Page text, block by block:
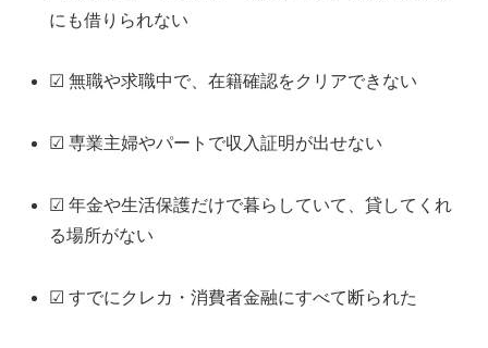
にも借りられない
☑ 無職や求職中で、在籍確認をクリアできない
☑ 専業主婦やパートで収入証明が出せない
☑ 年金や生活保護だけで暮らしていて、貸してくれ
る場所がない
☑ すでにクレカ・消費者金融にすべて断られた